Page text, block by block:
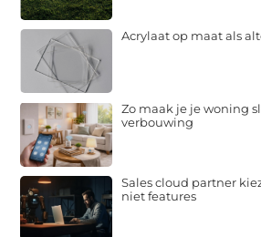
Acrylaat op maat als
Zo maak je je woning
verbouwing
Sales cloud partner
niet features